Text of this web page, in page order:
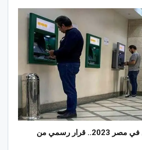
زيادة مرتبات المعلمين في مصر 2023.. قرار رسمي من